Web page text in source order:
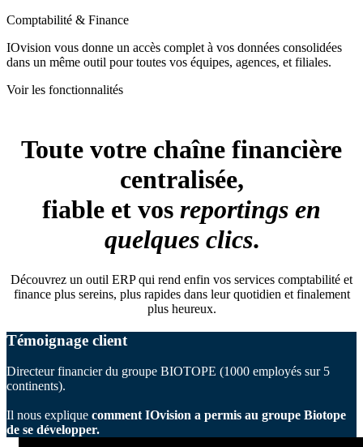
Comptabilité & Finance
IOvision vous donne un accès complet à vos données consolidées
dans un même outil pour toutes vos équipes, agences, et filiales.
Voir les fonctionnalités
Toute votre chaîne financière
centralisée,
fiable et vos reportings en
quelques clics.
Découvrez un outil ERP qui rend enfin vos services comptabilité et
finance plus sereins, plus rapides dans leur quotidien et finalement
plus heureux.
Témoignage client
Directeur financier du groupe BIOTOPE (1000 employés sur 5
continents).
Il nous explique comment IOvision a permis au groupe Biotope
de se développer.